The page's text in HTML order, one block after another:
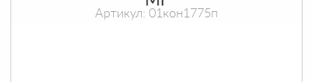
Артикул: 01кон1775п